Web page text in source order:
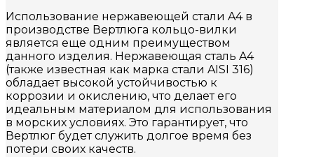
Использование нержавеющей стали A4 в
производстве Вертлюга кольцо-вилки
является еще одним преимуществом
данного изделия. Нержавеющая сталь A4
(также известная как марка стали AISI 316)
обладает высокой устойчивостью к
коррозии и окислению, что делает его
идеальным материалом для использования
в морских условиях. Это гарантирует, что
Вертлюг будет служить долгое время без
потери своих качеств.